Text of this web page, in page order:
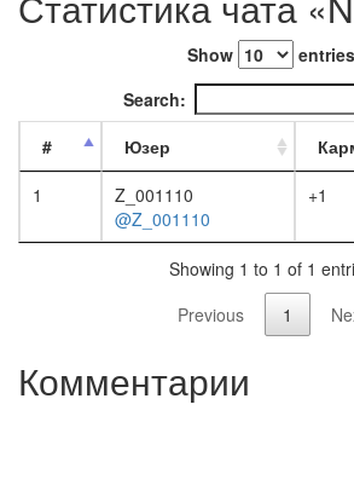
Show
entries
Search:
#
Юзер
1
Z_001110
@Z_001110
+1
Showing 1 to 1 of 1
Previous
1
Комментарии